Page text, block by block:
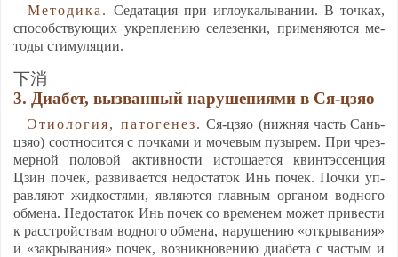
Ме­то­ди­ка. Се­да­та­ция при иг­ло­ука­лы­ва­нии. В точ­ках,
спо­собс­тву­ющих ук­реп­ле­нию се­ле­зен­ки, при­ме­ня­ют­ся ме­
то­ды сти­му­ля­ции.
下消
3. Ди­абет, выз­ван­ный на­ру­ше­ни­ями в Ся-цзяо
Эти­оло­гия, па­то­ге­нез. Ся-цзяо (ниж­няя часть Сань-
цзяо) со­от­но­сит­ся с поч­ка­ми и мо­че­вым пу­зы­рем. При чрез­
мер­ной по­ло­вой ак­тив­нос­ти ис­то­ща­ет­ся квин­тэс­сен­ция
Цзин по­чек, раз­ви­ва­ет­ся не­дос­та­ток Инь по­чек. Поч­ки уп­
рав­ля­ют жид­кос­тя­ми, яв­ля­ют­ся глав­ным ор­га­ном вод­но­го
об­ме­на. Не­дос­та­ток Инь по­чек со вре­ме­нем мо­жет при­вес­ти
к расс­трой­ствам вод­но­го об­ме­на, на­ру­ше­нию «отк­ры­ва­ния»
и «зак­ры­ва­ния» по­чек, воз­ник­но­ве­нию ди­абе­та с час­тым и